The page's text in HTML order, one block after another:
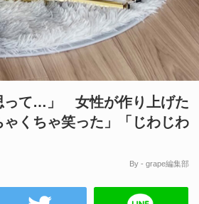
って…」 女性が作り上げた
ゃくちゃ笑った」「じわじわ
By - grape編集部